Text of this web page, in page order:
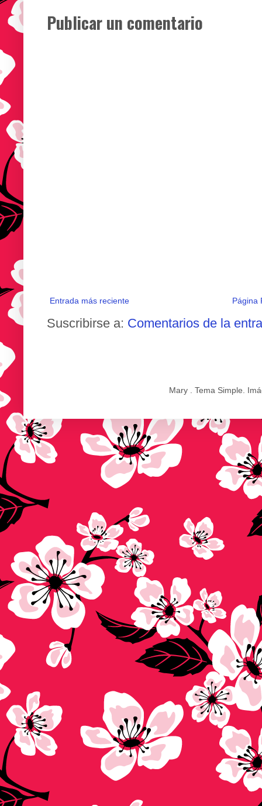
Publicar un comentario
Entrada más reciente Página
Suscribirse a: Comentarios de la
Mary . Tema Simple.